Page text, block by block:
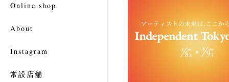
Online shop
About
Instagram
常設店舗